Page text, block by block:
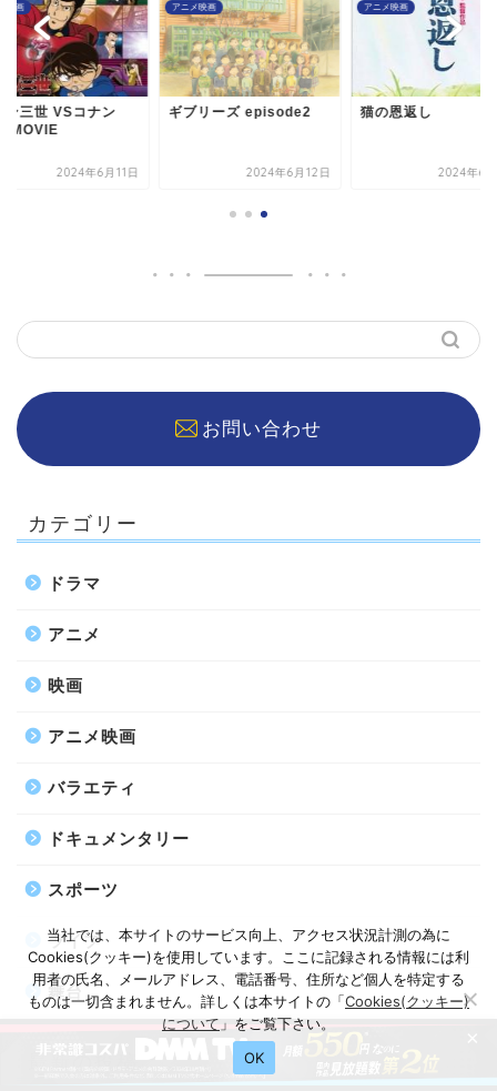
映画
ン三世 VSコナン
MOVIE
2024年6月11日
アニメ映画
ギブリーズ episode2
2024年6月12日
アニメ映画
猫の恩返し
2024年6
お問い合わせ
カテゴリー
ドラマ
アニメ
映画
アニメ映画
バラエティ
ドキュメンタリー
スポーツ
ライブ
舞台
最新の投稿
当社では、本サイトのサービス向上、アクセス状況計測の為に
Cookies(クッキー)を使用しています。ここに記録される情報には利
用者の氏名、メールアドレス、電話番号、住所など個人を特定する
ものは一切含まれません。詳しくは本サイトの「Cookies(クッキー)
について 」をご覧下さい。
OK